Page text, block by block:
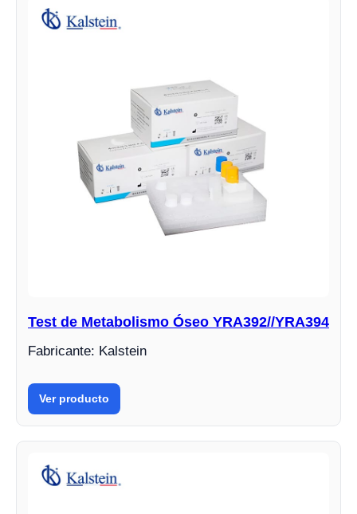
Test de Metabolismo Óseo YRA392//YRA394
Fabricante: Kalstein
Ver producto